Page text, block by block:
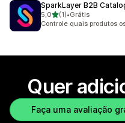
SparkLayer B2B
5,0de 5 estrelas
(1)
1 avaliações ao todo
•Grátis
Controle quais produtos
Quer
Faça uma avaliação